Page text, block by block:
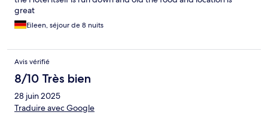
great
Eileen, séjour de 8 nuits
Avis vérifié
8/10 Très bien
28 juin 2025
Traduire avec Google